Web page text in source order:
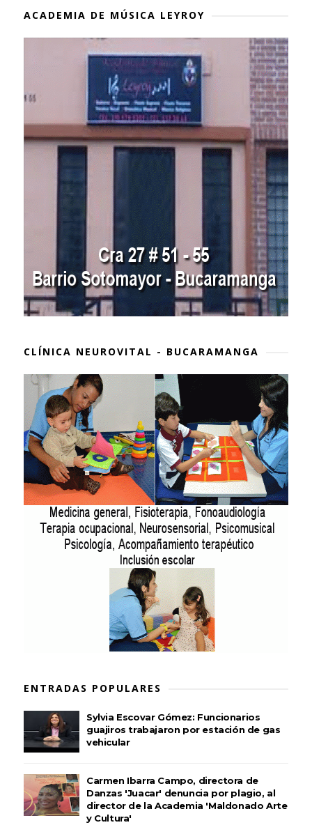
ACADEMIA DE MÚSICA LEYROY
CLÍNICA NEUROVITAL - BUCARAMANGA
ENTRADAS POPULARES
Sylvia Escovar Gómez: Funcionarios
guajiros trabajaron por estación de gas
vehicular
Carmen Ibarra Campo, directora de
Danzas 'Juacar' denuncia por plagio, al
director de la Academia 'Maldonado Arte
y Cultura'